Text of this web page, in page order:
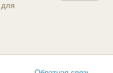
для